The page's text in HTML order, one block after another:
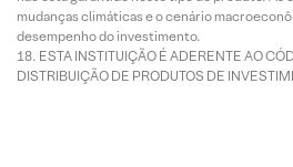
mudanças climáticas e o cenário
desempenho do investimento.
ESTA INSTITUIÇÃO É ADERENTE AO
DISTRIBUIÇÃO DE PRODUTOS DE